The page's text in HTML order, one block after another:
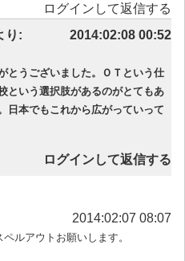
ログインして返信する
り:
2014:02:08 00:52
とうございました。ＯＴという仕
という選択肢があるのがとてもあ
日本でもこれから広がっていって
ログインして返信する
2014:02:07 08:07
ルアウトお願いします。